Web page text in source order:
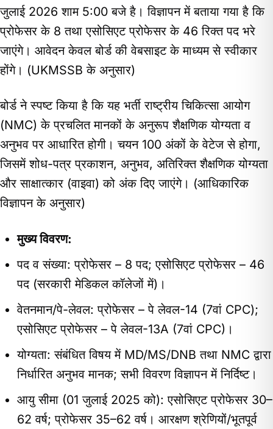
जुलाई 2026 शाम 5:00 बजे है। विज्ञापन में बताया गया है कि
प्रोफेसर के 8 तथा एसोसिएट प्रोफेसर के 46 रिक्त पद भरे
जाएंगे। आवेदन केवल बोर्ड की वेबसाइट के माध्यम से स्वीकार
होंगे। (UKMSSB के अनुसार)
बोर्ड ने स्पष्ट किया है कि यह भर्ती राष्ट्रीय चिकित्सा आयोग
(NMC) के प्रचलित मानकों के अनुरूप शैक्षणिक योग्यता व
अनुभव पर आधारित होगी। चयन 100 अंकों के वेटेज से होगा,
जिसमें शोध-पत्र प्रकाशन, अनुभव, अतिरिक्त शैक्षणिक योग्यता
और साक्षात्कार (वाइवा) को अंक दिए जाएंगे। (आधिकारिक
विज्ञापन के अनुसार)
मुख्य विवरण:
पद व संख्या: प्रोफेसर – 8 पद; एसोसिएट प्रोफेसर – 46
पद (सरकारी मेडिकल कॉलेजों में)।
वेतनमान/पे-लेवल: प्रोफेसर – पे लेवल-14 (7वां CPC);
एसोसिएट प्रोफेसर – पे लेवल-13A (7वां CPC)।
योग्यता: संबंधित विषय में MD/MS/DNB तथा NMC द्वारा
निर्धारित अनुभव मानक; सभी विवरण विज्ञापन में निर्दिष्ट।
आयु सीमा (01 जुलाई 2025 को): एसोसिएट प्रोफेसर 30–
62 वर्ष; प्रोफेसर 35–62 वर्ष। आरक्षण श्रेणियों/भूतपूर्व